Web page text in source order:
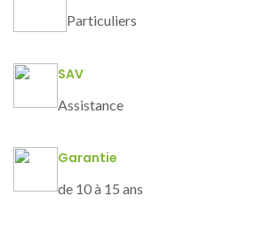
Particuliers
SAV
Assistance
Garantie
de 10 à 15 ans